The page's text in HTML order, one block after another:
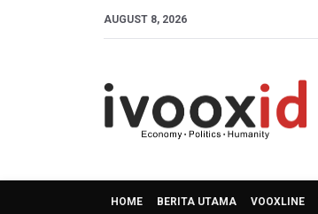
AUGUST 8, 2026
HOME BERITA UTAMA VOOXLINE